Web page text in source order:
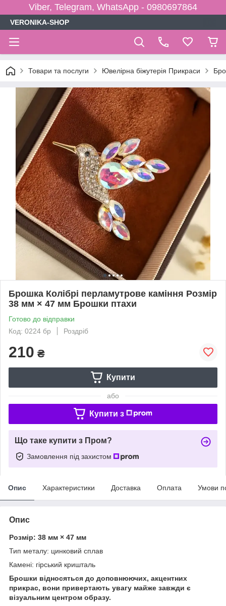
Viber, Telegram, WhatsApp - 0980697864
VERONIKA-SHOP
Товари та послуги Ювелірна біжутерія Прикраси
Брошка Колібрі перламутрове каміння Розмір
38 мм × 47 мм Брошки птахи
Готово до відправки
Код: 0224 бр
Роздріб
210 ₴
Купити
або
Купити з
Що таке купити з Пром?
Замовлення під захистом
Опис Характеристики Доставка Оплата Умови
Опис
Розмір: 38 мм × 47 мм
Тип металу: цинковий сплав
Камені: гірський кришталь
Брошки відносяться до доповнюючих, акцентних
прикрас, вони привертають увагу майже завжди є
візуальним центром образу.